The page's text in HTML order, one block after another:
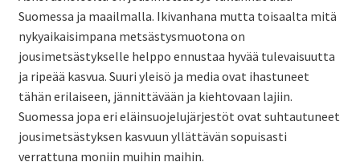
Suomessa ja maailmalla. Ikivanhana mutta toisaalta mitä
nykyaikaisimpana metsästysmuotona on
jousimetsästykselle helppo ennustaa hyvää tulevaisuutta
ja ripeää kasvua. Suuri yleisö ja media ovat ihastuneet
tähän erilaiseen, jännittävään ja kiehtovaan lajiin.
Suomessa jopa eri eläinsuojelujärjestöt ovat suhtautuneet
jousimetsästyksen kasvuun yllättävän sopuisasti
verrattuna moniin muihin maihin.